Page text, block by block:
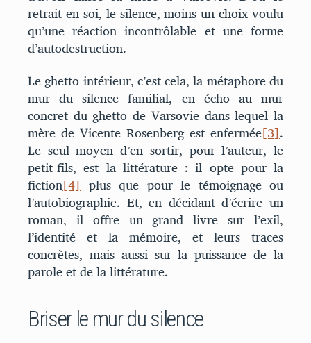
retrait en soi, le silence, moins un choix voulu
qu’une réaction incontrôlable et une forme
d’autodestruction.
Le ghetto intérieur, c’est cela, la métaphore du
mur du silence familial, en écho au mur
concret du ghetto de Varsovie dans lequel la
mère de Vicente Rosenberg est enfermée[3].
Le seul moyen d’en sortir, pour l’auteur, le
petit-fils, est la littérature : il opte pour la
fiction[4] plus que pour le témoignage ou
l’autobiographie. Et, en décidant d’écrire un
roman, il offre un grand livre sur l’exil,
l’identité et la mémoire, et leurs traces
concrètes, mais aussi sur la puissance de la
parole et de la littérature.
Briser le mur du silence